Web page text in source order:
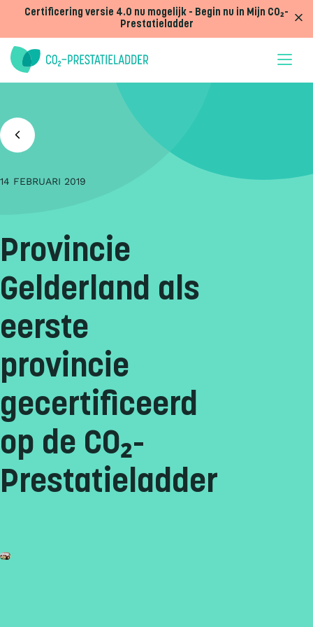
Certificering versie 4.0 nu mogelijk - Begin nu in Mijn CO₂-
Prestatieladder
14 FEBRUARI 2019
Provincie
Gelderland als
eerste
provincie
gecertificeerd
op de CO₂-
Prestatieladder